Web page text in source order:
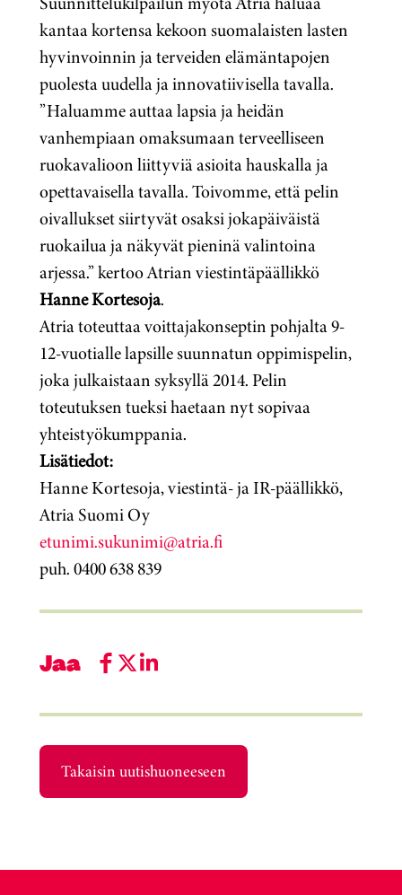
kantaa kortensa kekoon suomalaisten lasten
hyvinvoinnin ja terveiden elämäntapojen
puolesta uudella ja innovatiivisella tavalla.
”Haluamme auttaa lapsia ja heidän
vanhempiaan omaksumaan terveelliseen
ruokavalioon liittyviä asioita hauskalla ja
opettavaisella tavalla. Toivomme, että pelin
oivallukset siirtyvät osaksi jokapäiväistä
ruokailua ja näkyvät pieninä valintoina
arjessa.” kertoo Atrian viestintäpäällikkö
Hanne Kortesoja.
Atria toteuttaa voittajakonseptin pohjalta 9-
12-vuotialle lapsille suunnatun oppimispelin,
joka julkaistaan syksyllä 2014. Pelin
toteutuksen tueksi haetaan nyt sopivaa
yhteistyökumppania.
Lisätiedot:
Hanne Kortesoja, viestintä- ja IR-päällikkö,
Atria Suomi Oy
etunimi.sukunimi@atria.fi
puh. 0400 638 839
Jaa
Takaisin uutishuoneeseen